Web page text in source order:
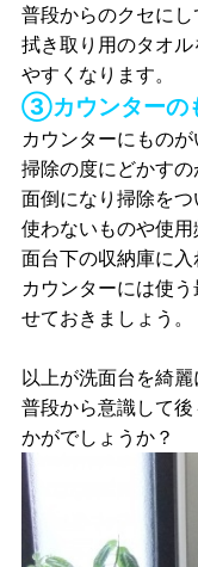
普段からのクセにし
拭き取り用のタオ
やすくなります。
③カウンターの
カウンターにもの
掃除の度にどかすの
面倒になり掃除をつ
使わないものや使
面台下の収納庫に入
カウンターには使
せておきましょう。
以上が洗面台を綺麗
普段から意識して
かがでしょうか？